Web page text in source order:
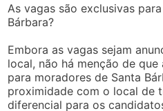
As vagas são exclusivas
Bárbara?
Embora as vagas sejam
local, não há menção de
para moradores de Santa
proximidade com o local de
diferencial para os